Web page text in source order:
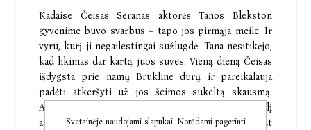
Kadaise Čeisas Seranas aktorės Tanos Blekston
gyvenime buvo svarbus – tapo jos pirmąja meile. Ir
vyru, kurį ji negailestingai sužlugdė. Tana nesitikėjo,
kad likimas dar kartą juos suves. Vieną dieną Čeisas
išdygsta prie namų Brukline durų ir pareikalauja
padėti atkeršyti už jos šeimos sukeltą skausmą.
Aktorei įsižiebia viltis išpirkti kaltę. Savaitgalį
apsimes jo sužadėtine, darys, ko prašoma, ir galbūt
Svetainėje naudojami slapukai. Norėdami pagerinti